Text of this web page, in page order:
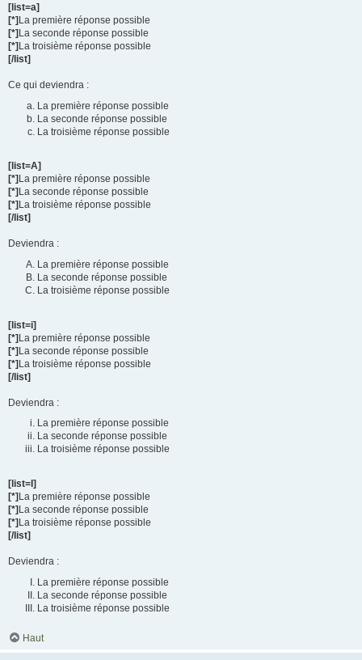
[list=a]
[*] La première réponse possible
[*] La seconde réponse possible
[*] La troisième réponse possible
[/list]
Ce qui deviendra :
La première réponse possible
La seconde réponse possible
La troisième réponse possible
[list=A]
[*] La première réponse possible
[*] La seconde réponse possible
[*] La troisième réponse possible
[/list]
Deviendra :
La première réponse possible
La seconde réponse possible
La troisième réponse possible
[list=i]
[*]La première réponse possible
[*]La seconde réponse possible
[*]La troisième réponse possible
[/list]
Deviendra :
La première réponse possible
La seconde réponse possible
La troisième réponse possible
[list=I]
[*] La première réponse possible
[*] La seconde réponse possible
[*] La troisième réponse possible
[/list]
Deviendra :
La première réponse possible
La seconde réponse possible
La troisième réponse possible
Haut